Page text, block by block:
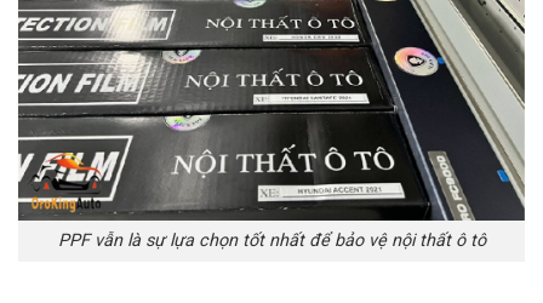
PPF vẫn là sự lựa chọn tốt nhất để bảo vệ nội thất ô tô